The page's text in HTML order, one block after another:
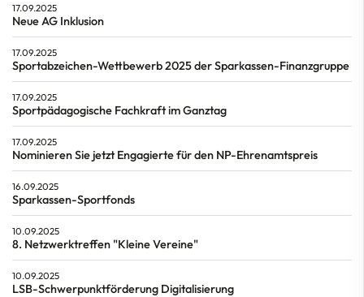
17.09.2025
Neue AG Inklusion
17.09.2025
Sportabzeichen-Wettbewerb 2025 der Sparkassen-Finanzgruppe
17.09.2025
Sportpädagogische Fachkraft im Ganztag
17.09.2025
Nominieren Sie jetzt Engagierte für den NP-Ehrenamtspreis
16.09.2025
Sparkassen-Sportfonds
10.09.2025
8. Netzwerktreffen "Kleine Vereine"
10.09.2025
LSB-Schwerpunktförderung Digitalisierung